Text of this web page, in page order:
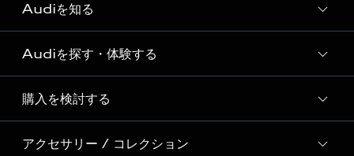
Audiを知る
Audi ブランド
Story of Progress
Audi Sport
Audiを探す・体験する
ディーラー検索
新車在庫検索
購入を検討する
モデル一覧
アクセサリー / コレクション